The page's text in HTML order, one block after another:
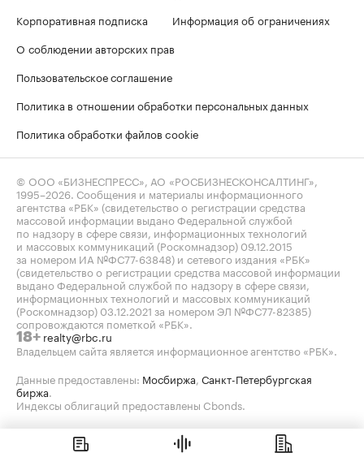
Корпоративная подписка
Информация об ограничениях
О соблюдении авторских прав
Пользовательское соглашение
Политика в отношении обработки персональных данных
Политика обработки файлов cookie
© ООО «БИЗНЕСПРЕСС», АО «РОСБИЗНЕСКОНСАЛТИНГ»,
1995–2026 . Сообщения и материалы информационного
агентства «РБК» (свидетельство о регистрации средства
массовой информации выдано Федеральной службой
по надзору в сфере связи, информационных технологий
и массовых коммуникаций (Роскомнадзор) 09.12.2015
за номером ИА №ФС77-63848) и сетевого издания «РБК»
(свидетельство о регистрации средства массовой информации
выдано Федеральной службой по надзору в сфере связи,
информационных технологий и массовых коммуникаций
(Роскомнадзор) 03.12.2021 за номером ЭЛ №ФС77-82385)
сопровождаются пометкой «РБК».
18+ realty@rbc.ru
Владельцем сайта является информационное агентство «РБК».
Данные предоставлены: Мосбиржа Санкт-Петербургская
биржа
Индексы облигаций предоставлены Cbonds.